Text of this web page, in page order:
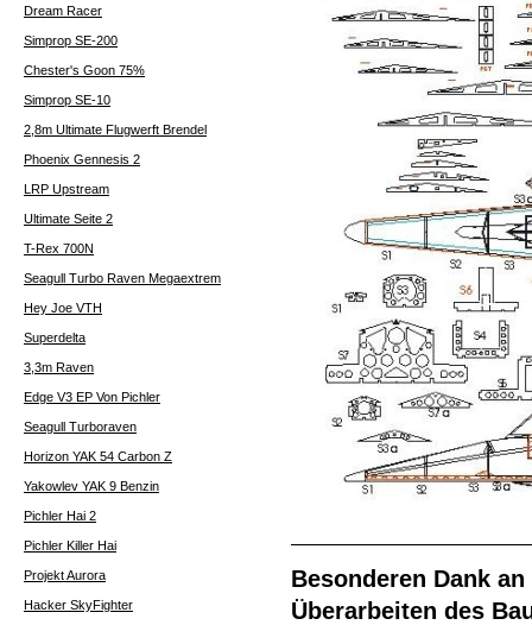
Besonderen Dank
Überarbeiten des
Dream Racer
Simprop SE-200
Chester's Goon 75%
Simprop SE-10
2,8m Ultimate Flugwerft Brendel
Phoenix Gennesis 2
LRP Upstream
Ultimate Seite 2
T-Rex 700N
Seagull Turbo Raven Megaextrem
Hey Joe VTH
Superdelta
3,3m Raven
Edge V3 EP Von Pichler
Seagull Turboraven
Horizon YAK 54 Carbon Z
Yakowlev YAK 9 Benzin
Pichler Hai 2
Pichler Killer Hai
Projekt Aurora
Hacker SkyFighter